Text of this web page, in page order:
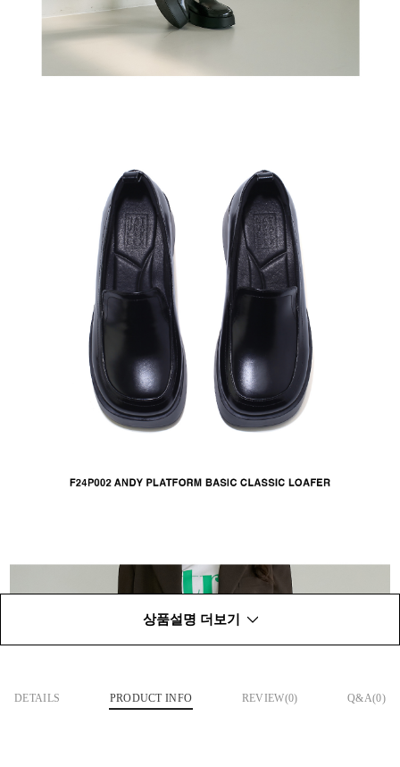
상품설명 더보기
DETAILS PRODUCT INFO REVIEW(0) Q&A(0)